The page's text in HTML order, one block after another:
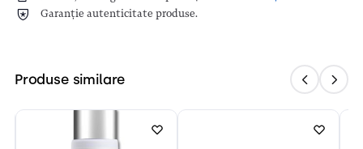
Garanție autenticitate produse.
Produse similare